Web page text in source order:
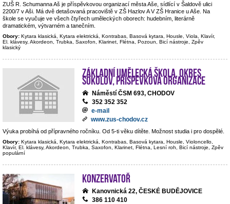
ZUŠ R. Schumanna Aš je příspěvkovou organizací města Aše, sídlící v Šaldově ulici
2200/7 v Aši. Má dvě detašovaná pracoviště v ZŠ Hazlov A V ZŠ Hranice u Aše. Na
škole se vyučuje ve všech čtyřech uměleckých oborech: hudebním, literárně
dramatickém, výtvarném a tanečním.
Obory: Kytara klasická, Kytara elektrická, Kontrabas, Basová kytara, Housle, Viola, Klavír,
El. klávesy, Akordeon, Trubka, Saxofon, Klarinet, Flétna, Pozoun, Bicí nástroje, Zpěv
klasický
Základní umělecká škola, okres
Sokolov, příspěvková organizace
Náměstí ČSM 693, CHODOV
352 352 352
e-mail
www.zus-chodov.cz
Výuka probíhá od přípravného ročníku. Od 5-ti věku dítěte. Možnost studia i pro dospělé.
Obory: Kytara klasická, Kytara elektrická, Kontrabas, Basová kytara, Housle, Violoncello,
Klavír, El. klávesy, Akordeon, Trubka, Saxofon, Klarinet, Flétna, Lesní roh, Bicí nástroje, Zpěv
populární
Konzervatoř
Kanovnická 22, ČESKÉ BUDĚJOVICE
386 110 410